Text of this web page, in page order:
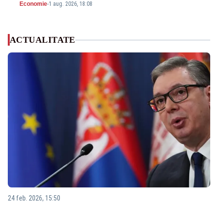
Economie-1 aug. 2026, 18:08
ACTUALITATE
24 feb. 2026, 15:50